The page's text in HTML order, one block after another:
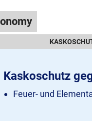
Kaskoschutz
Feuer- und